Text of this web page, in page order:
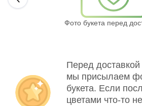
Фото букета перед
Перед
мы присылаем
букета. Если
цветами что-то